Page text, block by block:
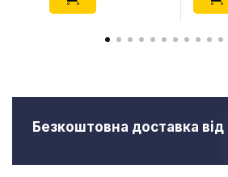
Безкоштовна доставка